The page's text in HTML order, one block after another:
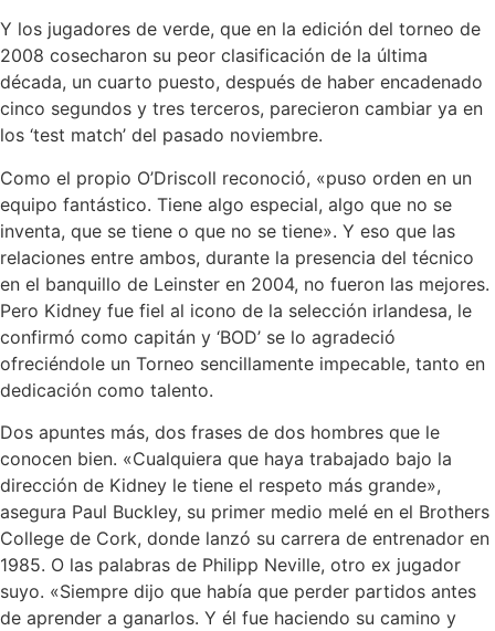
Y los jugadores de verde, que en la edición del torneo de
2008 cosecharon su peor clasificación de la última
década, un cuarto puesto, después de haber encadenado
cinco segundos y tres terceros, parecieron cambiar ya en
los ‘test match’ del pasado noviembre.
Como el propio O’Driscoll reconoció, «puso orden en un
equipo fantástico. Tiene algo especial, algo que no se
inventa, que se tiene o que no se tiene». Y eso que las
relaciones entre ambos, durante la presencia del técnico
en el banquillo de Leinster en 2004, no fueron las mejores.
Pero Kidney fue fiel al icono de la selección irlandesa, le
confirmó como capitán y ‘BOD’ se lo agradeció
ofreciéndole un Torneo sencillamente impecable, tanto en
dedicación como talento.
Dos apuntes más, dos frases de dos hombres que le
conocen bien. «Cualquiera que haya trabajado bajo la
dirección de Kidney le tiene el respeto más grande»,
asegura Paul Buckley, su primer medio melé en el Brothers
College de Cork, donde lanzó su carrera de entrenador en
1985. O las palabras de Philipp Neville, otro ex jugador
suyo. «Siempre dijo que había que perder partidos antes
de aprender a ganarlos. Y él fue haciendo su camino y